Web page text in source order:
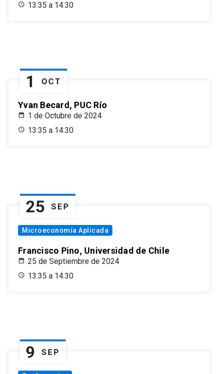
13:35 a 14:30
1 OCT
Yvan Becard, PUC Río
1 de Octubre de 2024
13:35 a 14:30
25 SEP
Microeconomía Aplicada
Francisco Pino, Universidad de Chile
25 de Septiembre de 2024
13:35 a 14:30
9 SEP